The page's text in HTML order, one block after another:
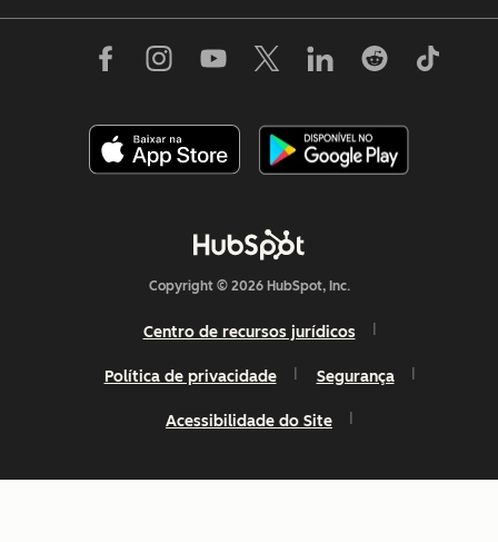
Copyright © 2026 HubSpot, Inc.
Centro de recursos jurídicos
Política de privacidade Segurança
Acessibilidade do Site